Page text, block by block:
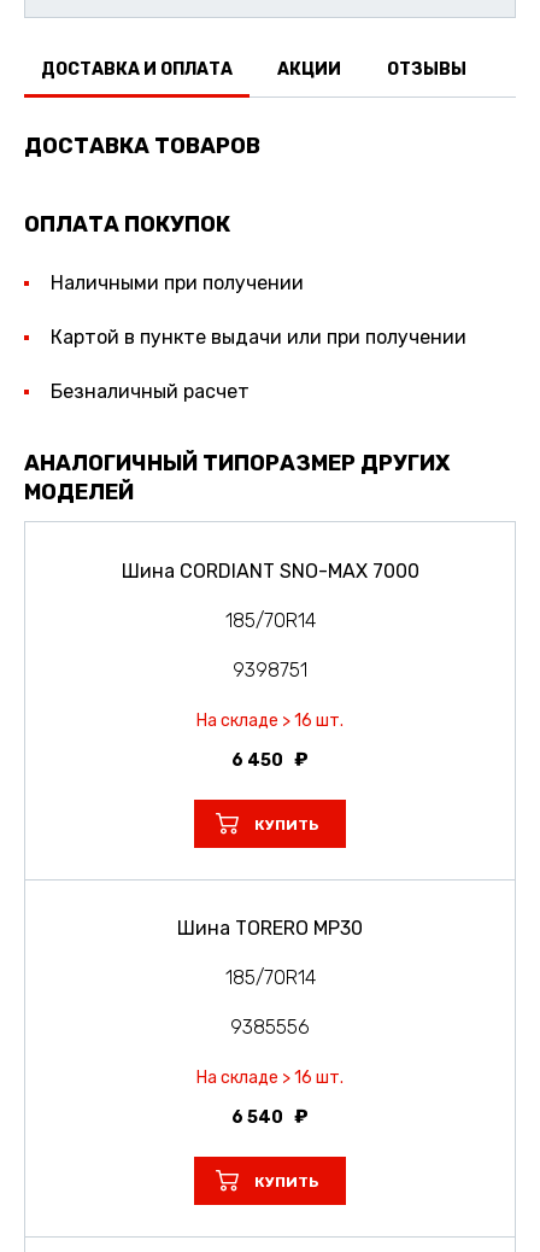
ДОСТАВКА И ОПЛАТА АКЦИИ ОТЗЫВЫ
ДОСТАВКА ТОВАРОВ
ОПЛАТА ПОКУПОК
Наличными при получении
Картой в пункте выдачи или при получении
Безналичный расчет
АНАЛОГИЧНЫЙ ТИПОРАЗМЕР ДРУГИХ
МОДЕЛЕЙ
Шина CORDIANT SNO-MAX 7000
185/70R14
9398751
На складе > 16 шт.
6 450
КУПИТЬ
Шина TORERO MP30
185/70R14
9385556
На складе > 16 шт.
6 540
КУПИТЬ